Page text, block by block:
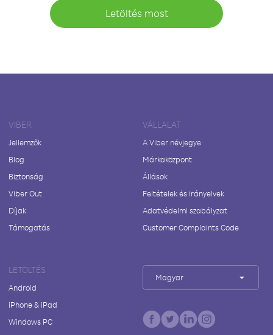
Letöltés most
VIBER
Jellemzők
Blog
Biztonság
Viber Out
Díjak
Támogatás
VÁLLALAT
A Viber névjegye
Márkaközpont
Állások
Feltételek és irányelvek
Adatvédelmi szabályzat
Customer Complaints Code
LETÖLTÉS
Android
iPhone & iPad
Windows PC
Magyar